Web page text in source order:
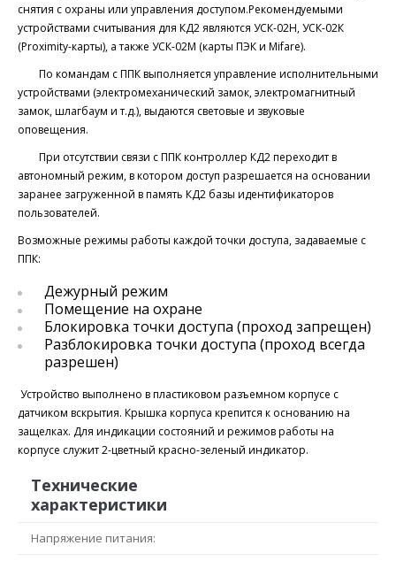
снятия с охраны или управления доступом.Рекомендуемыми
устройствами считывания для КД2 являются УСК-02Н, УСК-02К
(Proximity-карты), а также УСК-02М (карты ПЭК и Mifare).
По командам с ППК выполняется управление исполнительными
устройствами (электромеханический замок, электромагнитный
замок, шлагбаум и т.д.), выдаются световые и звуковые
оповещения.
При отсутствии связи с ППК контроллер КД2 переходит в
автономный режим, в котором доступ разрешается на основании
заранее загруженной в память КД2 базы идентификаторов
пользователей.
Возможные режимы работы каждой точки доступа, задаваемые с
ППК:
Дежурный режим
Помещение на охране
Блокировка точки доступа (проход запрещен)
Разблокировка точки доступа (проход всегда
разрешен)
Устройство выполнено в пластиковом разъемном корпусе с
датчиком вскрытия. Крышка корпуса крепится к основанию на
защелках. Для индикации состояний и режимов работы на
корпусе служит 2-цветный красно-зеленый индикатор.
Технические
характеристики
Напряжение питания: